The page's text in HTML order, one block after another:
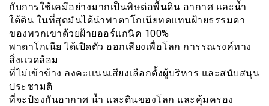
กับการใช้เคมีอย่างมากเป็นพิษต่อพื้นดิน อากาศ และน้ำ
ใต้ดิน ในที่สุดมันได้นำพาตาโกเนียทดแทนฝ้ายธรรมดา
ของพวกเขาด้วยฝ้ายออร์แกนิค 100%
พาตาโกเนีย ได้เปิดตัว ออกเสียงเพื่อโลก การรณรงค์ทาง
สิ่งเเวดล้อม
ที่ไม่เข้าข้าง ลงคะเเนนเสียงเลือกตั้งผู้บริหาร และสนับสนุน
ประชามติ
ที่จะป้องกันอากาศ น้ำ และดินของโลก และคุ้มครอง